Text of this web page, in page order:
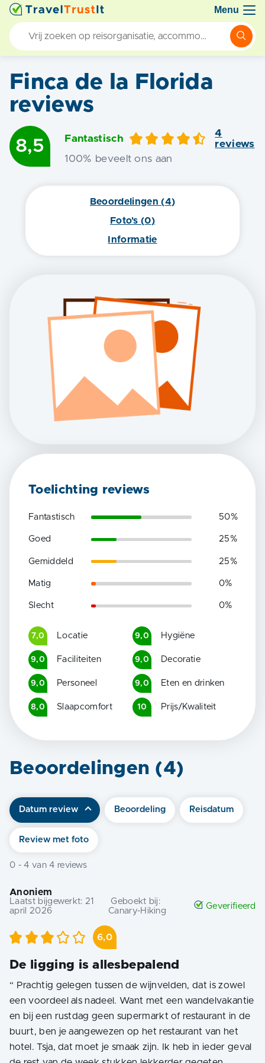
Menu
Finca de la Florida
reviews
8,5 Fantastisch
4
reviews
100% beveelt ons aan
Beoordelingen (4)
Foto's (0)
Informatie
Toelichting reviews
Fantastisch 50%
Goed 25 %
Gemiddeld 25 %
Matig 0%
Slecht 0%
7,0 Locatie 9,0 Hygiëne
9,0 Faciliteiten 9,0 Decoratie
9,0 Personeel 9,0 Eten en drinken
8,0 Slaapcomfort 10 Prijs/Kwaliteit
Beoordelingen (4)
Datum review Beoordeling Reisdatum
Review met foto
0 - 4 van 4 reviews
Anoniem
Laatst bijgewerkt: 21
april 2026
Geboekt bij:
Canary-Hiking
Geverifieerd
6,0
De ligging is allesbepalend
“ Prachtig gelegen tussen de wijnvelden, dat is zowel
een voordeel als nadeel. Want met een wandelvakantie
en bij een rustdag geen supermarkt of restaurant in de
buurt, ben je aangewezen op het restaurant van het
hotel. Tsja, dat moet je smaak zijn. Ik heb in ieder geval